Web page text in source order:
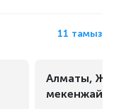
11 тамыз
Алматы,